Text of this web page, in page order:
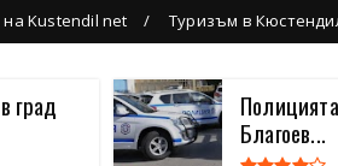
Kustendil net Туризъм в
град
Благоев...